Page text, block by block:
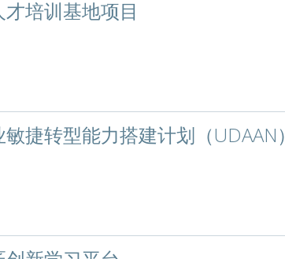
培训基地项目
捷转型能力搭建计划（UDAAN）